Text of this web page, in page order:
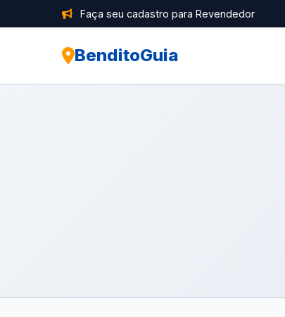
Faça seu cadastro para Revendedor
BenditoGuia